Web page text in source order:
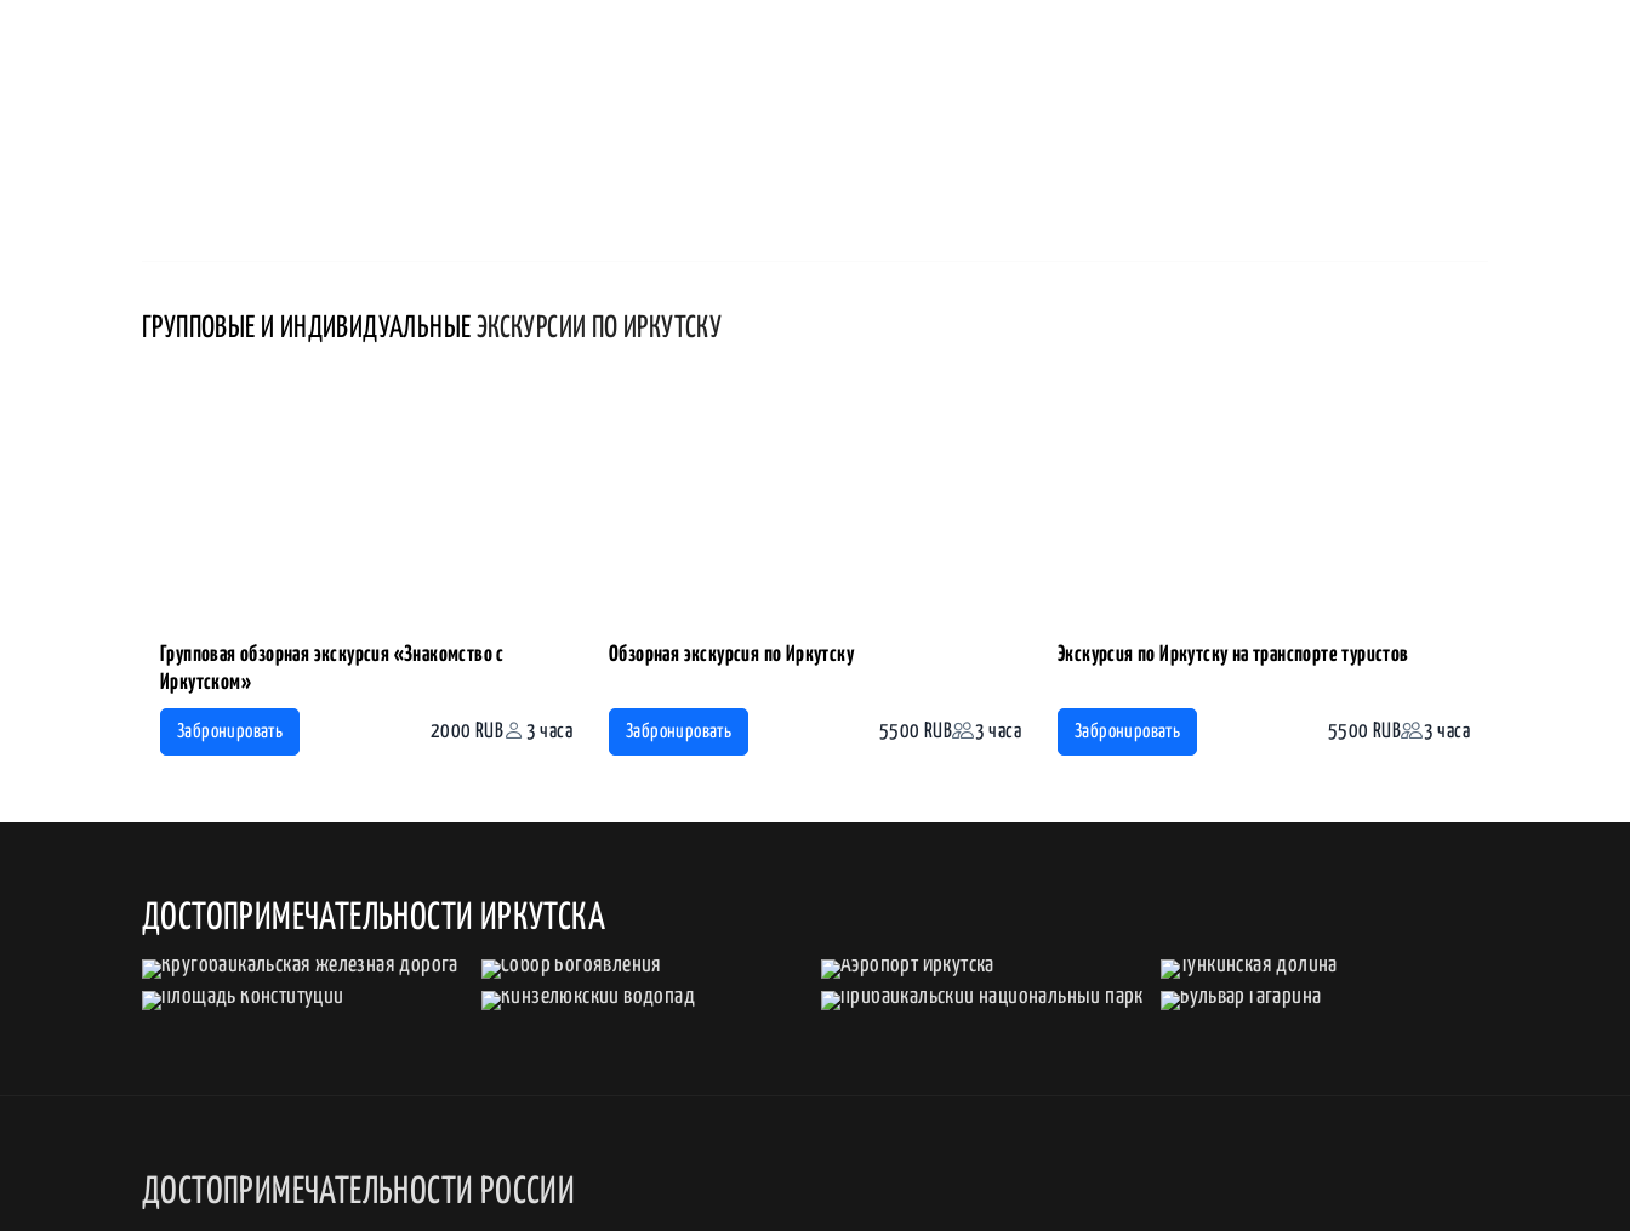
ГРУППОВЫЕ И ИНДИВИДУАЛЬНЫЕ ЭКСКУРСИИ ПО ИРКУТСКУ
Групповая обзорная экскурсия «Знакомство с
Иркутском»
Забронировать 2000 RUB 3 часа
Обзорная экскурсия по Иркутску
Забронировать 5500 RUB 3 часа
Экскурсия по Иркутску на транспорте туристов
Забронировать 5500 RUB 3 часа
ДОСТОПРИМЕЧАТЕЛЬНОСТИ ИРКУТСКА
ДОСТОПРИМЕЧАТЕЛЬНОСТИ РОССИИ